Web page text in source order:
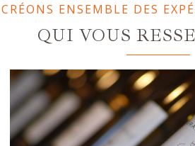
CRÉONS ENSEMBLE DES
QUI VOUS